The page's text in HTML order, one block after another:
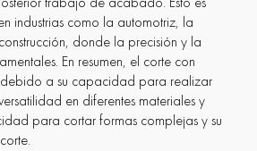
industrias como la automotriz, la
donde la precisión y la
En resumen, el corte con
a su capacidad para realizar
en diferentes materiales y
para cortar formas complejas y su